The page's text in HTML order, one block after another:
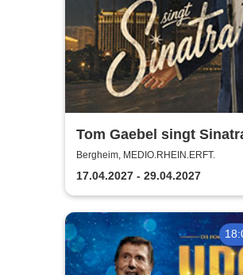
Tom Gaebel singt
Tour 2027
Bergheim, MEDIO.RHEIN.ERFT.
17.04.2027 - 29.04.2027